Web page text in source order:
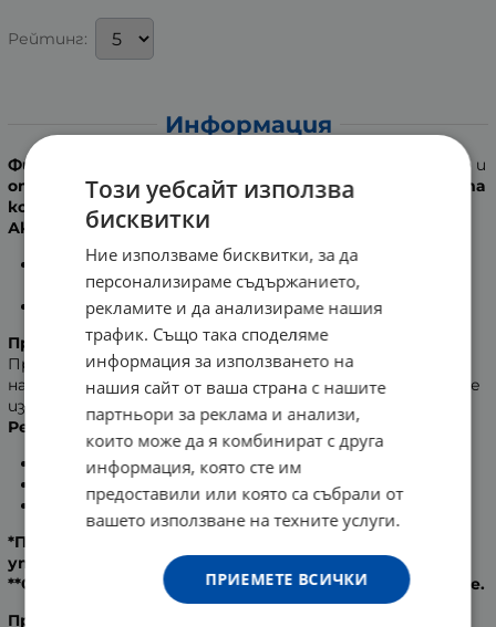
Рейтинг:
Информация
Фитомер Дълбоко почистващ гел
почиства дълбоко и
отстранява натрупаните замърсявания от мазната
кожа.
Активни съставки:
Нормалин(Аспарагопсис Армата) - притежава
антибактериален ефект и почиства.
Протеаза- ексфолиращ ензим.
Приложение: С малко вода се разпенва на дланите.
Прилага се сутрин и/или вечер. Нанася се в областта
на шията и лицето с кръгови движения, след което се
изплаква и тонизира.
Резултати:
укрепена кожа - 100%*.
по-чиста кожа - 94%*.
по- малко себум - 86%**.
*Проучвания, проведени между 19 жени след
употреба 2 пъти на ден за 28 дни.
**Определяне нивата на себума 10 мин. след нанасяне.
Производител
Този уебсайт използва
бисквитки
Ние използваме бисквитки, за да
персонализираме съдържанието,
рекламите и да анализираме нашия
трафик. Също така споделяме
информация за използването на
нашия сайт от ваша страна с нашите
партньори за реклама и анализи,
които може да я комбинират с друга
информация, която сте им
предоставили или която са събрали от
вашето използване на техните услуги.
ПРИЕМЕТЕ ВСИЧКИ